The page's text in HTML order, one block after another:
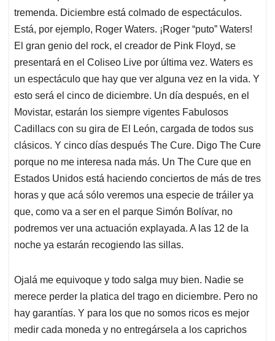
tremenda. Diciembre está colmado de espectáculos.
Está, por ejemplo, Roger Waters. ¡Roger “puto” Waters!
El gran genio del rock, el creador de Pink Floyd, se
presentará en el Coliseo Live por última vez. Waters es
un espectáculo que hay que ver alguna vez en la vida. Y
esto será el cinco de diciembre. Un día después, en el
Movistar, estarán los siempre vigentes Fabulosos
Cadillacs con su gira de El León, cargada de todos sus
clásicos. Y cinco días después The Cure. Digo The Cure
porque no me interesa nada más. Un The Cure que en
Estados Unidos está haciendo conciertos de más de tres
horas y que acá sólo veremos una especie de tráiler ya
que, como va a ser en el parque Simón Bolívar, no
podremos ver una actuación explayada. A las 12 de la
noche ya estarán recogiendo las sillas.
Ojalá me equivoque y todo salga muy bien. Nadie se
merece perder la platica del trago en diciembre. Pero no
hay garantías. Y para los que no somos ricos es mejor
medir cada moneda y no entregársela a los caprichos